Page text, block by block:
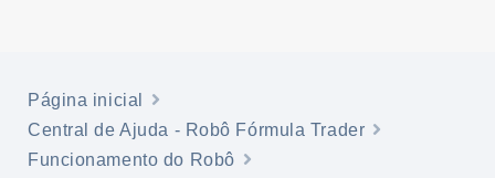
Página inicial
Central de Ajuda - Robô Fórmula Trader
Funcionamento do Robô